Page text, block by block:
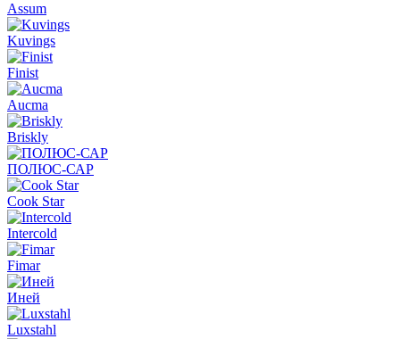
Assum
Kuvings
Finist
Aucma
Briskly
ПОЛЮС-САР
Cook Star
Intercold
Fimar
Иней
Luxstahl